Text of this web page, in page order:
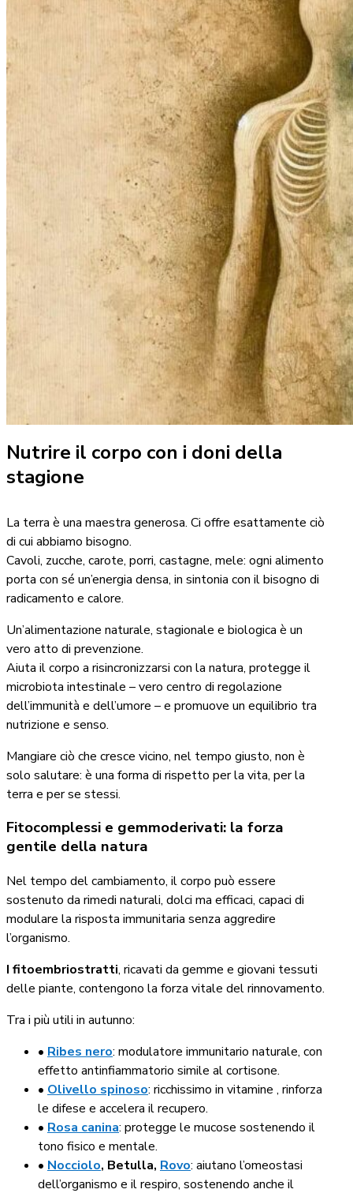
Nutrire il corpo con i doni della
stagione
La terra è una maestra generosa. Ci offre esattamente ciò
di cui abbiamo bisogno.
Cavoli, zucche, carote, porri, castagne, mele: ogni alimento
porta con sé un’energia densa, in sintonia con il bisogno di
radicamento e calore.
Un’alimentazione naturale, stagionale e biologica è un
vero atto di prevenzione.
Aiuta il corpo a risincronizzarsi con la natura, protegge il
microbiota intestinale – vero centro di regolazione
dell’immunità e dell’umore – e promuove un equilibrio tra
nutrizione e senso.
Mangiare ciò che cresce vicino, nel tempo giusto, non è
solo salutare: è una forma di rispetto per la vita, per la
terra e per se stessi.
Fitocomplessi e gemmoderivati: la forza
gentile della natura
Nel tempo del cambiamento, il corpo può essere
sostenuto da rimedi naturali, dolci ma efficaci, capaci di
modulare la risposta immunitaria senza aggredire
l’organismo.
I fitoembriostratti, ricavati da gemme e giovani tessuti
delle piante, contengono la forza vitale del rinnovamento.
Tra i più utili in autunno:
• Ribes nero: modulatore immunitario naturale, con
effetto antinfiammatorio simile al cortisone.
• Olivello spinoso: ricchissimo in vitamine , rinforza
le difese e accelera il recupero.
• Rosa canina: protegge le mucose sostenendo il
tono fisico e mentale.
• Nocciolo, Betulla, Rovo: aiutano l’omeostasi
dell’organismo e il respiro, sostenendo anche il